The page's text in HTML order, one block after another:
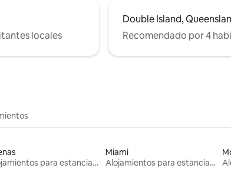
locales
Double Island,
Recomendado por 4
Alojamientos para estancias largas
Miami
Alojamientos para estancias largas